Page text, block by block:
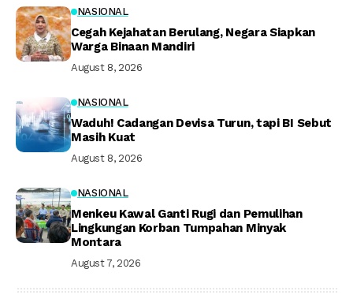
NASIONAL
Cegah Kejahatan Berulang, Negara Siapkan
Warga Binaan Mandiri
August 8, 2026
NASIONAL
Waduh! Cadangan Devisa Turun, tapi BI Sebut
Masih Kuat
August 8, 2026
NASIONAL
Menkeu Kawal Ganti Rugi dan Pemulihan
Lingkungan Korban Tumpahan Minyak
Montara
August 7, 2026